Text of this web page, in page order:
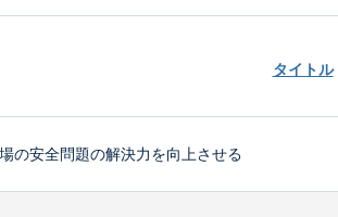
タイトル
の安全問題の解決力を向上させる